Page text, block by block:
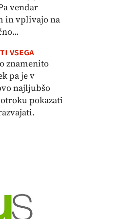
vendar
in vplivajo na
vsega
znamenito
pa je v
najljubšo
pokazati